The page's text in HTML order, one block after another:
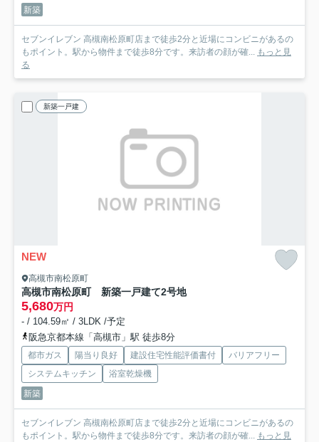
新築
セブンイレブン 高槻南松原町店まで徒歩2分と近場にコンビニがあるの
もポイント。駅から物件まで徒歩8分です。来訪者の顔が確... もっと見
る
新築一戸建
NEW
高槻市南松原町
高槻市南松原町 新築一戸建て2号地
5,680万円
- / 104.59㎡ / 3LDK /予定
阪急京都本線「高槻市」駅 徒歩8分
都市ガス 陽当り良好 建設住宅性能評価書付
バリアフリー
システムキッチン
浴室乾燥機
新築
セブンイレブン 高槻南松原町店まで徒歩2分と近場にコンビニがあるの
もポイント。駅から物件まで徒歩8分です。来訪者の顔が確... もっと見